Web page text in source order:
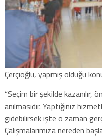
Çerçioğlu, yapmış olduğu
“Seçim bir şekilde
anılmasıdır. Yaptığınız
gidebilirsek işte o zaman
Çalışmalarımıza nereden